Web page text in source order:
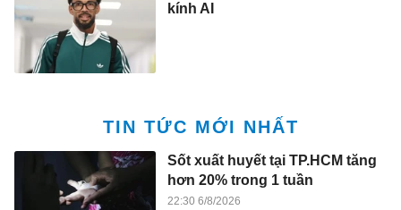
kính AI
TIN TỨC MỚI NHẤT
Sốt xuất huyết tại TP.HCM tăng
hơn 20% trong 1 tuần
22:30 6/8/2026